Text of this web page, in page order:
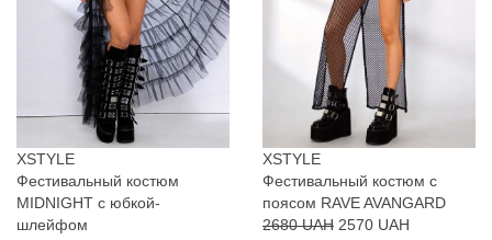
XSTYLE
Фестивальный костюм
MIDNIGHT с юбкой-
шлейфом
XSTYLE
Фестивальный костюм с
поясом RAVE AVANGARD
2680 UAH 2570 UAH